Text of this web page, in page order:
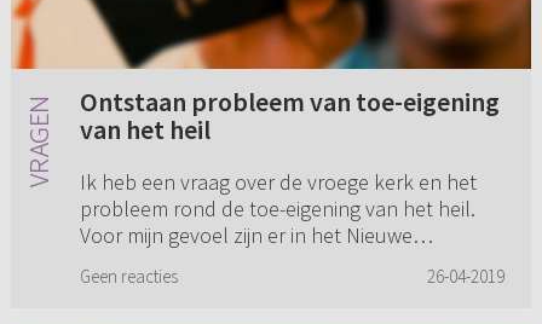
Ontstaan probleem van toe-eigening
van het heil
Ik heb een vraag over de vroege kerk en het
probleem rond de toe-eigening van het heil.
Voor mijn gevoel zijn er in het Nieuwe
1. Die het met vreugde ...
Geen reacties 26-04-2019